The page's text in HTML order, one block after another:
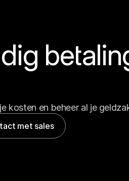
kosten en beheer al je
met sales